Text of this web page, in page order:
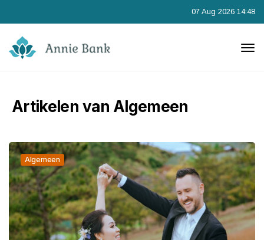
07 Aug 2026 14:48
Artikelen van Algemeen
Algemeen